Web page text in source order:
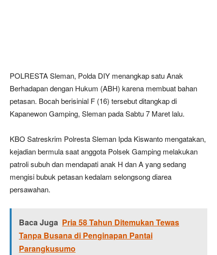
POLRESTA Sleman, Polda DIY menangkap satu Anak
Berhadapan dengan Hukum (ABH) karena membuat bahan
petasan. Bocah berisinial F (16) tersebut ditangkap di
Kapanewon Gamping, Sleman pada Sabtu 7 Maret lalu.
KBO Satreskrim Polresta Sleman Ipda Kiswanto mengatakan,
kejadian bermula saat anggota Polsek Gamping melakukan
patroli subuh dan mendapati anak H dan A yang sedang
mengisi bubuk petasan kedalam selongsong diarea
persawahan.
Baca Juga Pria 58 Tahun Ditemukan Tewas
Tanpa Busana di Penginapan Pantai
Parangkusumo